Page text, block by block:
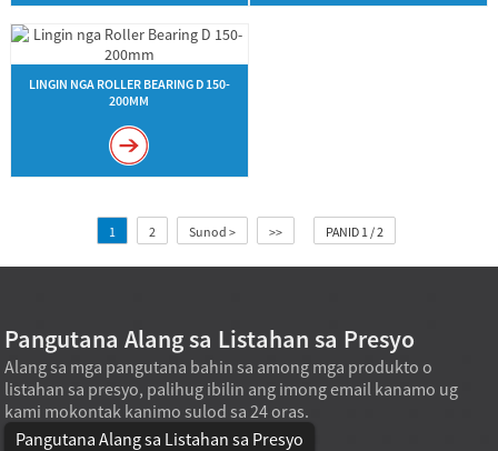
LINGIN NGA ROLLER BEARING D 150-
200MM
1 2 Sunod > >> PANID 1 / 2
Pangutana Alang sa Listahan sa Presyo
Alang sa mga pangutana bahin sa among mga produkto o
listahan sa presyo, palihug ibilin ang imong email kanamo ug
kami mokontak kanimo sulod sa 24 oras.
Pangutana Alang sa Listahan sa Presyo